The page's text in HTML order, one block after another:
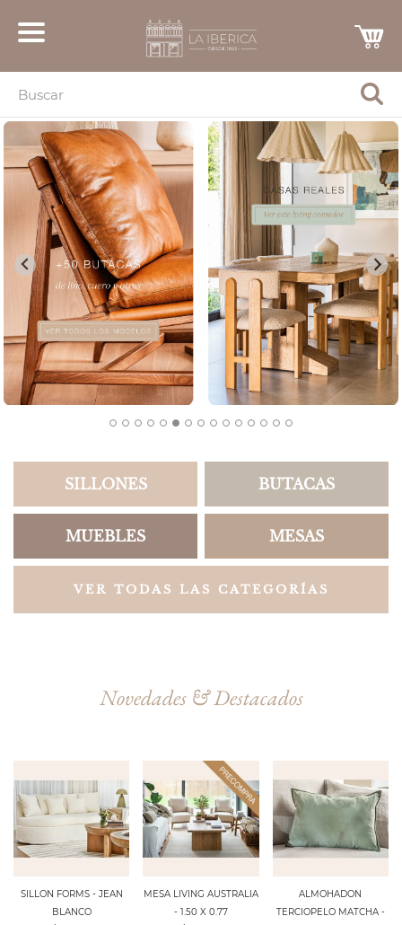
SILLONES BUTACAS
MUEBLES MESAS
VER TODAS LAS CATEGORÍAS
Novedades & Destacados
SILLON FORMS - JEAN
BLANCO
MESA LIVING AUSTRALIA
- 1.50 X 0.77
ALMOHADON
TERCIOPELO MATCHA -